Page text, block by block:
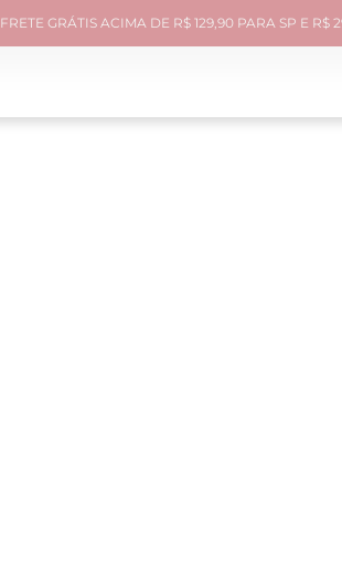
FRETE GRÁTIS ACIMA DE R$ 129,90 PARA SP E R$